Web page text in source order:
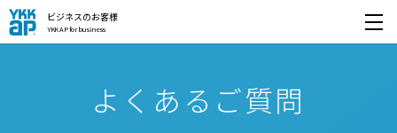
ビジネスのお客様
YKK AP for business 開く
よくあるご質問